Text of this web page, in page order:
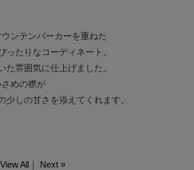
ンテンパーカーを重ねた
ったりなコーディネート。
た雰囲気に仕上げました。
さめの襟が
少しの甘さを添えてくれます。
View All｜ Next »